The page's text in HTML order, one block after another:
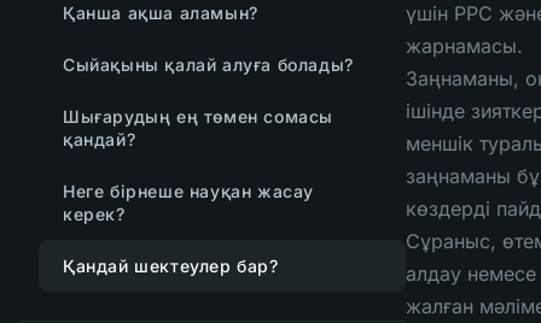
Қанша ақша аламын?
Сыйақыны қалай алуға болады?
Шығарудың ең төмен сомасы
қандай?
Неге бірнеше науқан жасау
керек?
Қандай шектеулер бар?
үшін PPC
жарнамасы.
Заңнаманы,
ішінде
меншік
заңнаманы
көздерді
Сұраныс,
алдау немесе
жалған